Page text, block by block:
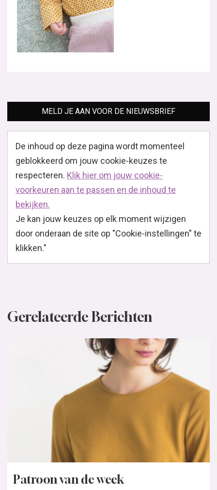
MELD JE AAN VOOR DE NIEUWSBRIEF
De inhoud op deze pagina wordt momenteel
geblokkeerd om jouw cookie-keuzes te
respecteren. Klik hier om jouw cookie-
voorkeuren aan te passen en de inhoud te
bekijken.
Je kan jouw keuzes op elk moment wijzigen
door onderaan de site op "Cookie-instellingen" te
klikken."
Gerelateerde Berichten
Patroon van de week